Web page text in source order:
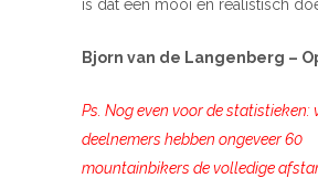
is dat een mooi en realistisch
Bjorn van de Langenberg –
Ps. Nog even voor de statistieken:
deelnemers hebben ongeveer 60
mountainbikers de volledige